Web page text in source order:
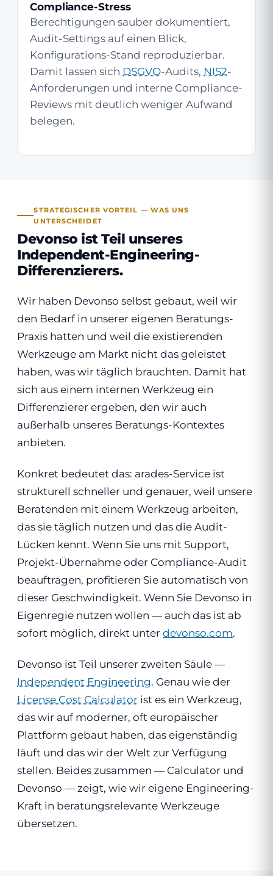
Compliance-Stress
Berechtigungen sauber dokumentiert,
Audit-Settings auf einen Blick,
Konfigurations-Stand reproduzierbar.
Damit lassen sich DSGVO-Audits, NIS2-
Anforderungen und interne Compliance-
Reviews mit deutlich weniger Aufwand
belegen.
STRATEGISCHER VORTEIL — WAS UNS
UNTERSCHEIDET
Devonso ist Teil unseres
Independent-Engineering-
Differenzierers.
Wir haben Devonso selbst gebaut, weil wir
den Bedarf in unserer eigenen Beratungs-
Praxis hatten und weil die existierenden
Werkzeuge am Markt nicht das geleistet
haben, was wir täglich brauchten. Damit hat
sich aus einem internen Werkzeug ein
Differenzierer ergeben, den wir auch
außerhalb unseres Beratungs-Kontextes
anbieten.
Konkret bedeutet das: arades-Service ist
strukturell schneller und genauer, weil unsere
Beratenden mit einem Werkzeug arbeiten,
das sie täglich nutzen und das die Audit-
Lücken kennt. Wenn Sie uns mit Support,
Projekt-Übernahme oder Compliance-Audit
beauftragen, profitieren Sie automatisch von
dieser Geschwindigkeit. Wenn Sie Devonso in
Eigenregie nutzen wollen — auch das ist ab
sofort möglich, direkt unter devonso.com.
Devonso ist Teil unserer zweiten Säule —
Independent Engineering. Genau wie der
License Cost Calculator ist es ein Werkzeug,
das wir auf moderner, oft europäischer
Plattform gebaut haben, das eigenständig
läuft und das wir der Welt zur Verfügung
stellen. Beides zusammen — Calculator und
Devonso — zeigt, wie wir eigene Engineering-
Kraft in beratungsrelevante Werkzeuge
übersetzen.